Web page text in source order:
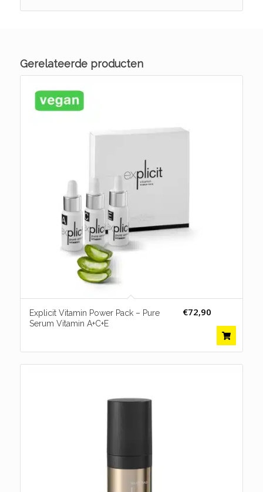
Gerelateerde producten
Explicit Vitamin Power Pack – Pure
Serum Vitamin A+C+E
€72,90